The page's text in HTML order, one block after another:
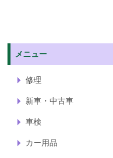
メニュー
修理
新車・中古車
車検
カー用品